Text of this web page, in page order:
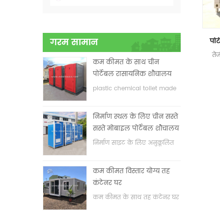
गरम सामान
कम कीमत के साथ चीन
पोर्टेबल रासायनिक शौचालय
plastic chemical toilet made
निर्माण स्थल के लिए चीन सस्ते
सस्ते मोबाइल पोर्टेबल शौचालय
निर्माण साइट के लिए अनुकूलित
कम कीमत विस्तार योग्य तह
कंटेनर घर
कम कीमत के साथ तह कंटेनर घर